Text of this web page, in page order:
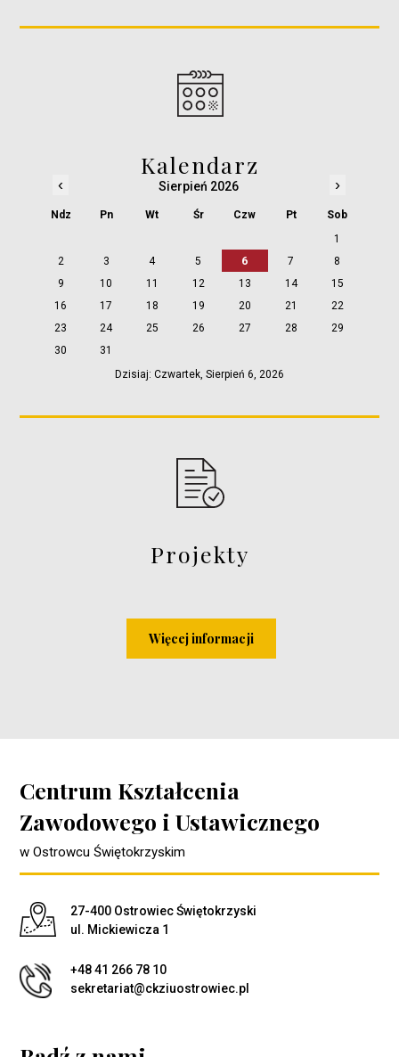
Kalendarz
‹ Sierpień 2026 ›
Ndz Pn Wt Śr Czw Pt
Sob
1
2
3 4 5 6 7
8
9
10 11 12 13 14
15
16
17 18 19 20 21
22
23
24 25 26 27 28
29
30
31
Dzisiaj: Czwartek, Sierpień 6, 2026
Projekty
Więcej informacji
Centrum Kształcenia
Zawodowego i Ustawicznego
w Ostrowcu Świętokrzyskim
Adres pocztowy:
27-400 Ostrowiec Świętokrzyski
ul. Mickiewicza 1
+48 41 266 78 10
sekretariat@ckziuostrowiec.pl